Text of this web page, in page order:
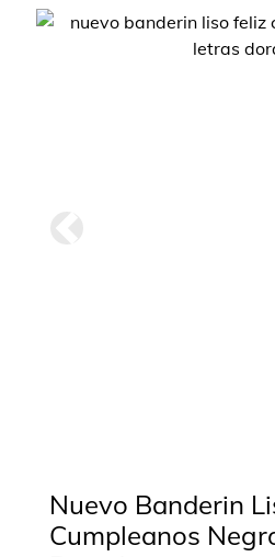
Nuevo Banderin
Cumpleanos